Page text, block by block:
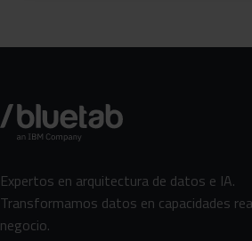
Expertos en arquitectura de datos e IA.
Transformamos datos en capacidades
negocio.